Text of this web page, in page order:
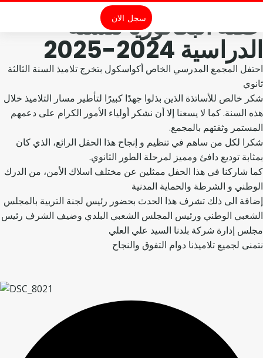
سجل الان
حفلة البكالوريا للسنة
الدراسية 2024-2025
احتفل المجمع المدرسي الخاص أكواسكول بتخرج تلاميذ السنة الثالثة
ثانوي
شكر خالص للأساتذة الذين بذلوا جهدًا كبيرًا لتأطير مسار التلاميذ خلال
هذه السنة. كما لا يسعنا إلا أن نشكر أولياء الأمور الكرام على دعمهم
المستمر وثقتهم بالمجمع.
شكرا لكل من ساهم في تنظيم و إنجاح هذا الحفل الرائع، الذي كان
بمثابة توديع دافئ ومميز لمرحلة الطور الثانوي.
كما شاركنا في هذا الحفل ممثلين عن مختلف اسلاك الأمن، من الدرك
الوطني و الشرطة والحماية المدنية
إضافة الى ذلك تشرف هذا الحدث بحضور رئيس لجنة التربية بالمجلس
الشعبي الوطني ورئيس المجلس الشعبي البلدي وضيف الشرف رئيس
مجلس إدارة شركة بلدنا السيد علي العلي
نتمنى لجميع تلاميذنا دوام التفوق والنجاح